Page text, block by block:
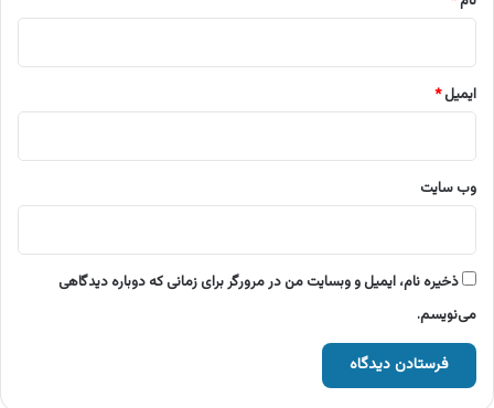
ایمیل*
وب‌ سایت
ذخیره نام، ایمیل و وبسایت من در مرورگر برای زمانی که دوباره دیدگاهی
می‌نویسم.